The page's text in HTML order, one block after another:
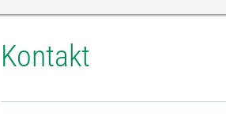
Kontakt